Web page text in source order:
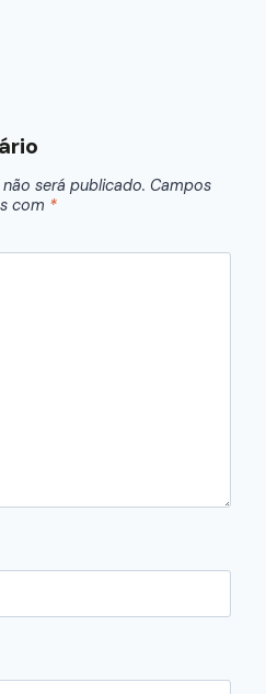
será publicado. Campos
com *